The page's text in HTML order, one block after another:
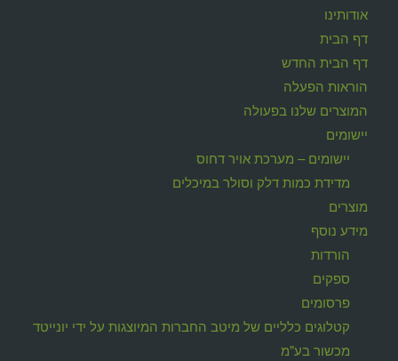
אודותינו
דף הבית
דף הבית החדש
הוראות הפעלה
המוצרים שלנו בפעולה
יישומים
יישומים – מערכת אויר דחוס
מדידת כמות דלק וסולר במיכלים
מוצרים
מידע נוסף
הורדות
ספקים
פרסומים
קטלוגים כלליים של מיטב החברות המיוצגות על ידי יונייטד
מכשור בע"מ